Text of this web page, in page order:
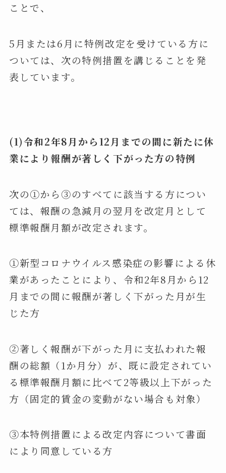
ことで、
5月または6月に特例改定を受けている方に
ついては、次の特例措置を講じることを発
表しています。
(1)令和2年8月から12月までの間に新たに休
業により報酬が著しく下がった方の特例
次の①から③のすべてに該当する方につい
ては、報酬の急減月の翌月を改定月として
標準報酬月額が改定されます。
①新型コロナウイルス感染症の影響による休
業があったことにより、令和2年8月から12
月までの間に報酬が著しく下がった月が生
じた方
②著しく報酬が下がった月に支払われた報
酬の総額（1か月分）が、既に設定されてい
る標準報酬月額に比べて2等級以上下がった
方（固定的賃金の変動がない場合も対象）
③本特例措置による改定内容について書面
により同意している方